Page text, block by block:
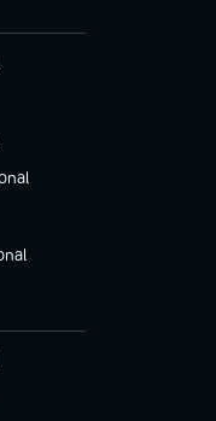
aba)
aba)